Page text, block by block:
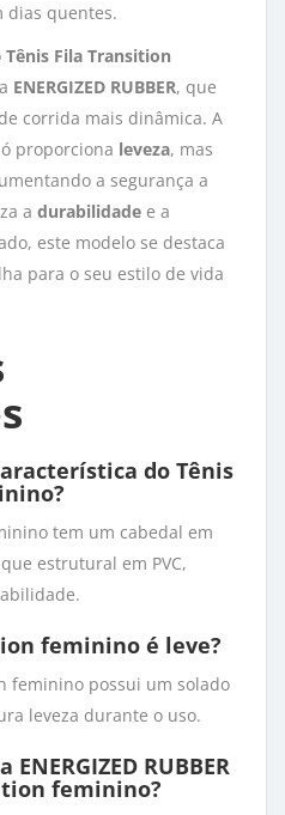
dias quentes.
Tênis Fila Transition
ENERGIZED RUBBER, que
corrida mais dinâmica. A
proporciona leveza, mas
a segurança a
a durabilidade e a
este modelo se destaca
para o seu estilo de vida
do Tênis
tem um cabedal em
estrutural em PVC,
feminino é leve?
feminino possui um solado
leveza durante o uso.
RUBBER
feminino?